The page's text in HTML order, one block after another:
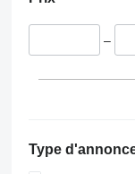
325
416
–
Type